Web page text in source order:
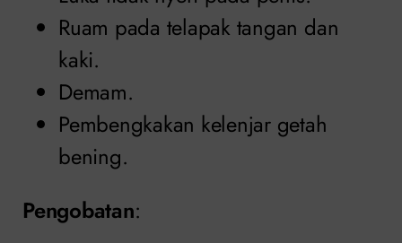
Ruam pada telapak tangan dan
kaki.
Demam.
Pembengkakan kelenjar getah
bening.
Pengobatan: